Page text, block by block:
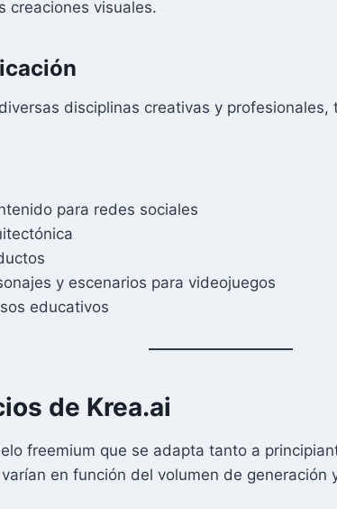
creaciones visuales.
disciplinas creativas y profesionales,
para redes sociales
y escenarios para videojuegos
educativos
de Krea.ai
freemium que se adapta tanto a
en función del volumen de generación